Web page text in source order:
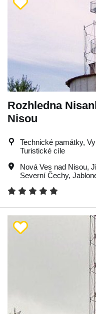
Rozhledna
Nisou
Technické památky,
Turistické cíle
Nová Ves nad Nisou,
Severní Čechy,